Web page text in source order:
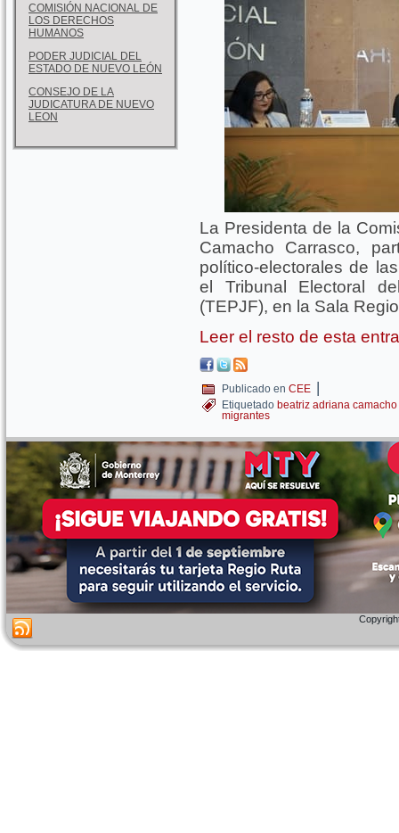
COMISIÓN NACIONAL DE
LOS DERECHOS
HUMANOS
PODER JUDICIAL DEL
ESTADO DE NUEVO LEÓN
CONSEJO DE LA
JUDICATURA DE NUEVO
LEON
La Presidenta de la
Camacho Carrasco,
político-electorales de
el Tribunal Electoral
(TEPJF), en la Sala
Leer el resto de esta
Publicado en CEE |
Etiquetado beatriz adriana
migrantes